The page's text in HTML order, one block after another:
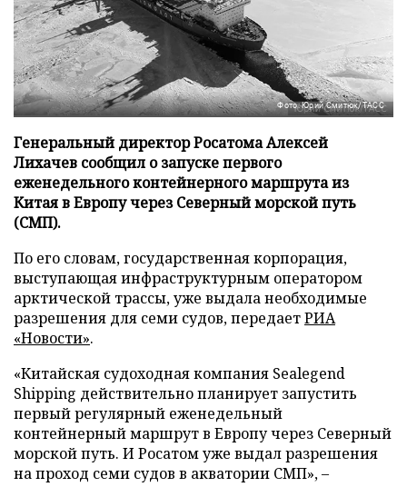
Фото: Юрий Смитюк/ТАСС
Генеральный директор Росатома Алексей
Лихачев сообщил о запуске первого
еженедельного контейнерного маршрута из
Китая в Европу через Северный морской путь
(СМП).
По его словам, государственная корпорация,
выступающая инфраструктурным оператором
арктической трассы, уже выдала необходимые
разрешения для семи судов, передаетРИА
«Новости».
«Китайская судоходная компания Sealegend
Shipping действительно планирует запустить
первый регулярный еженедельный
контейнерный маршрут в Европу через Северный
морской путь. И Росатом уже выдал разрешения
на проход семи судов в акватории СМП», –